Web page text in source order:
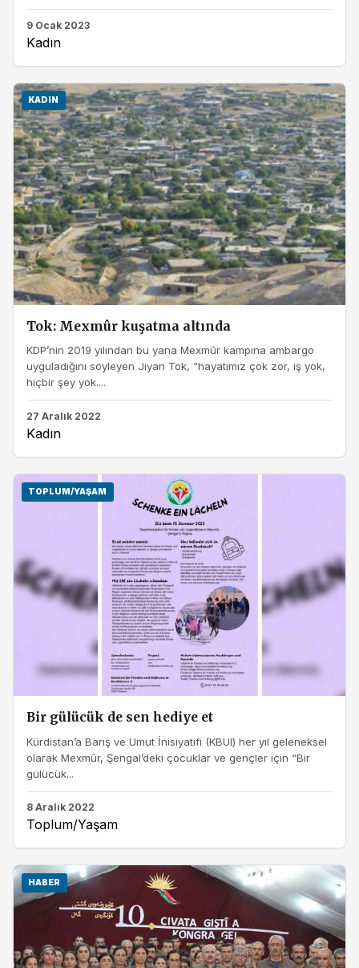
9 Ocak 2023
Kadın
KADIN
Tok: Mexmûr kuşatma altında
KDP’nin 2019 yılından bu yana Mexmûr kampına ambargo
uyguladığını söyleyen Jiyan Tok, “hayatımız çok zor, iş yok,
hiçbir şey yok....
27 Aralık 2022
Kadın
TOPLUM/YAŞAM
Bir gülücük de sen hediye et
Kürdistan’a Barış ve Umut İnisiyatifi (KBUI) her yıl geleneksel
olarak Mexmûr, Şengal’deki çocuklar ve gençler için “Bir
gülücük...
8 Aralık 2022
Toplum/Yaşam
HABER